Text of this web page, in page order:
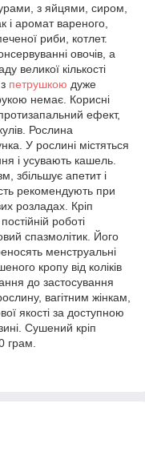
з яйцями, сиром,
і аромат вареного,
риби, котлет.
овочів, а
великої кількості
петрушкою дуже
немає. Корисні
ефект,
Рослина
У рослині містяться
і усувають кашель.
збільшує апетит і
рекомендують при
розладах. Кріп
роботі
спазмолітик. Його
менструальні
кропу від коліків
до застосування
вагітним жінкам,
якості за доступною
Сушений кріп
грам.